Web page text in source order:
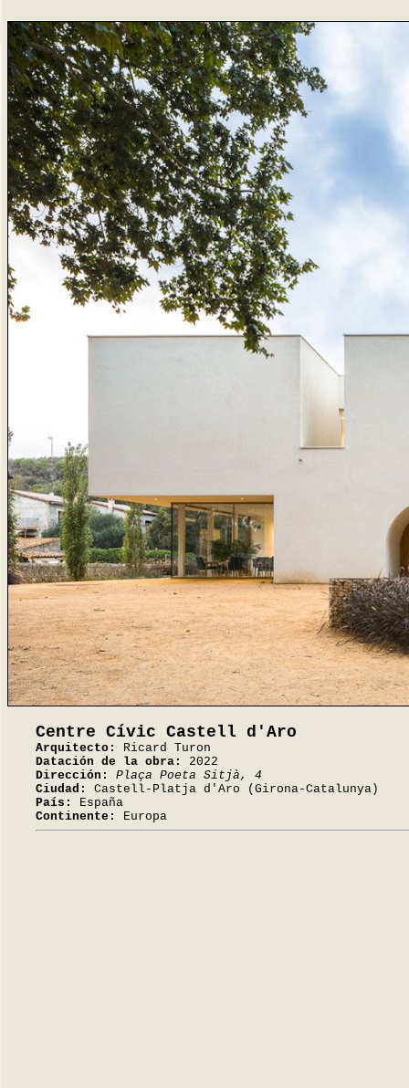
Centre Cívic Castell d'Aro
Arquitecto:
Ricard Turon
Datación de la obra:
2022
Dirección:
Plaça Poeta Sitjà, 4
Ciudad:
Castell-Platja d'Aro (Girona-Catalunya)
País:
España
Continente:
Europa